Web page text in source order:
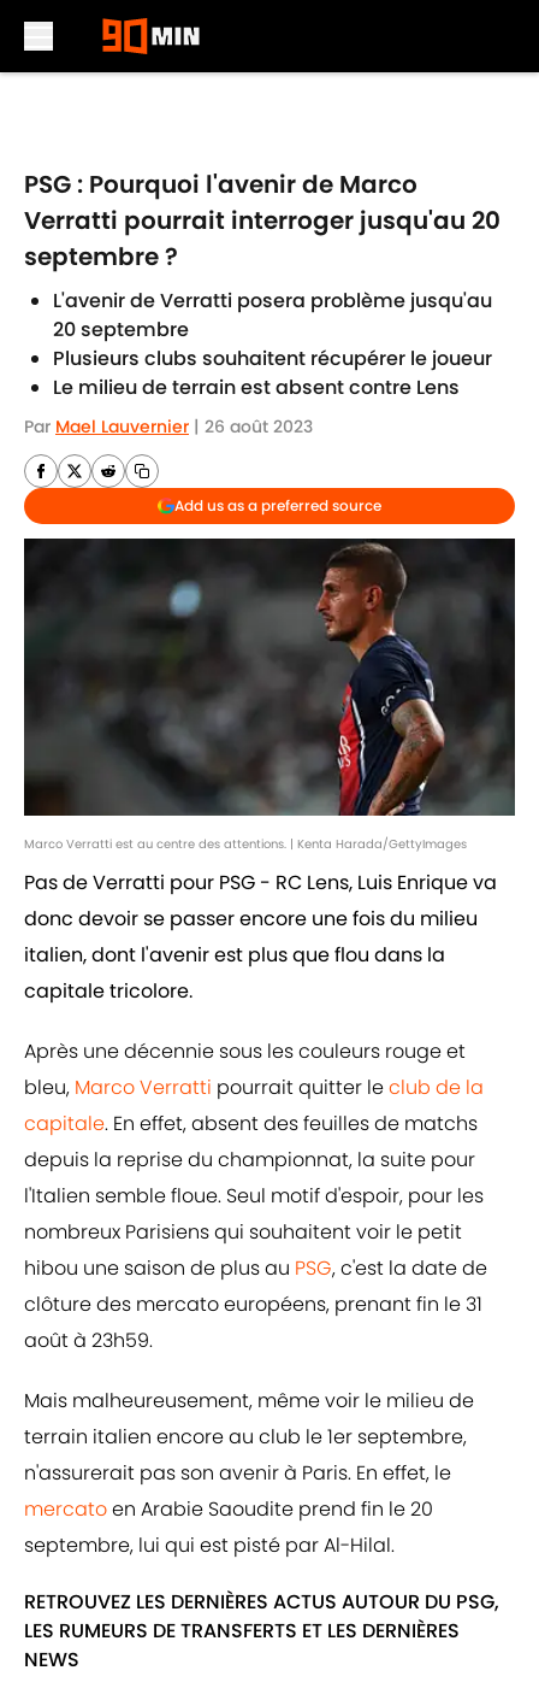
PSG : Pourquoi l'avenir de Marco
Verratti pourrait interroger jusqu'au 20
septembre ?
L'avenir de Verratti posera problème jusqu'au
20 septembre
Plusieurs clubs souhaitent récupérer le joueur
Le milieu de terrain est absent contre Lens
Par Mael Lauvernier | 26 août 2023
Add us as a preferred source
Marco Verratti est au centre des attentions. | Kenta Harada/GettyImages
Pas de Verratti pour PSG - RC Lens, Luis Enrique va
donc devoir se passer encore une fois du milieu
italien, dont l'avenir est plus que flou dans la
capitale tricolore.
Après une décennie sous les couleurs rouge et
bleu, Marco Verratti pourrait quitter leclub de la
capitale. En effet, absent des feuilles de matchs
depuis la reprise du championnat, la suite pour
l'Italien semble floue. Seul motif d'espoir, pour les
nombreux Parisiens qui souhaitent voir le petit
hibou une saison de plus au PSG, c'est la date de
clôture des mercato européens, prenant fin le 31
août à 23h59.
Mais malheureusement, même voir le milieu de
terrain italien encore au club le 1er septembre,
n'assurerait pas son avenir à Paris. En effet, le
mercatoen Arabie Saoudite prend fin le 20
septembre, lui qui est pisté par Al-Hilal.
RETROUVEZ LES DERNIÈRES ACTUS AUTOUR DU PSG,
LES RUMEURS DE TRANSFERTS ET LES DERNIÈRES
NEWS